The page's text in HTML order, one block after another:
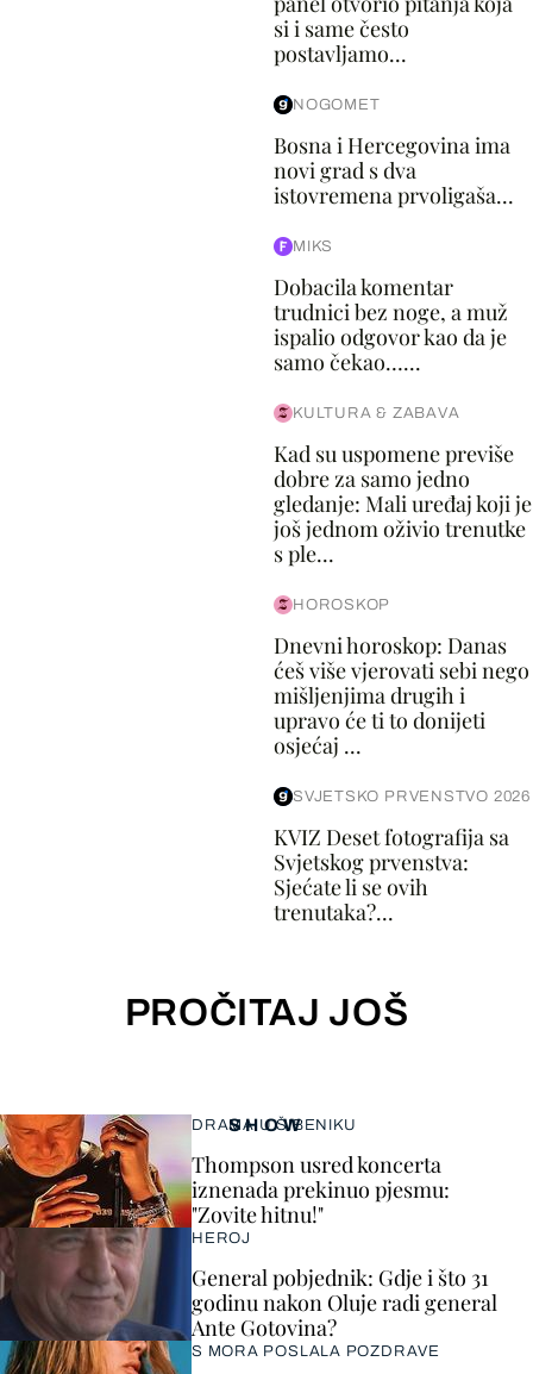
si i same često
postavljamo...
NOGOMET
Bosna i Hercegovina ima
novi grad s dva
istovremena prvoligaša...
MIKS
Dobacila komentar
trudnici bez noge, a muž
ispalio odgovor kao da je
samo čekao…...
KULTURA & ZABAVA
Kad su uspomene previše
dobre za samo jedno
gledanje: Mali uređaj koji je
još jednom oživio trenutke
s ple...
HOROSKOP
Dnevni horoskop: Danas
ćeš više vjerovati sebi nego
mišljenjima drugih i
upravo će ti to donijeti
osjećaj ...
SVJETSKO PRVENSTVO 2026
KVIZ Deset fotografija sa
Svjetskog prvenstva:
Sjećate li se ovih
trenutaka?...
PROČITAJ JOŠ
SHOW
DRAMA U ŠIBENIKU
Thompson usred koncerta
iznenada prekinuo pjesmu:
"Zovite hitnu!"
HEROJ
General pobjednik: Gdje i što 31
godinu nakon Oluje radi general
Ante Gotovina?
S MORA POSLALA POZDRAVE